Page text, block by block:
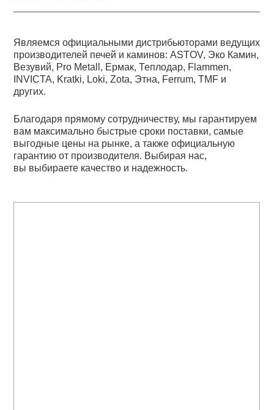
Являемся официальными дистрибьюторами ведущих
производителей печей и каминов: ASTOV, Эко Камин,
Везувий, Pro Metall, Ермак, Теплодар, Flammen,
INVICTA, Kratki, Loki, Zota, Этна, Ferrum, TMF и
других.
Благодаря прямому сотрудничеству, мы гарантируем
вам максимально быстрые сроки поставки, самые
выгодные цены на рынке, а также официальную
гарантию от производителя. Выбирая нас,
вы выбираете качество и надежность.